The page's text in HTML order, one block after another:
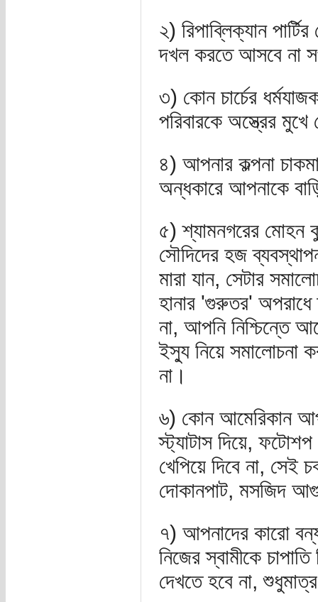
২) রিপাব্লিক্যান
দখল করতে আসবে না
৩) কোন চার্চের
পরিবারকে অস্ত্রের
৪) আপনার কল্পনা
অন্ধকারে আপনাকে
৫) শ্যামনগরের মোহন
সৌদিদের হজ
মারা যান, সেটার
হানার 'গুরুতর' অপরাধে
না, আপনি নিশ্চিন্তে
ইস্যু নিয়ে সমালোচনা
না।
৬) কোন আমেরিকান
স্ট্যাটাস দিয়ে,
খেপিয়ে দিবে না, সেই
দোকানপাট, মসজিদ
৭) আপনাদের কারো
নিজের স্বামীকে
দেখতে হবে না,